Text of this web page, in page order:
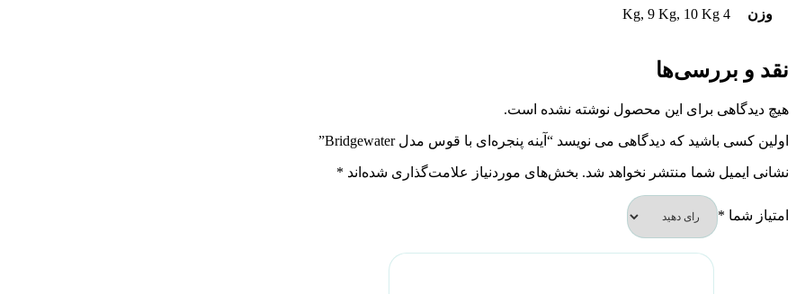
وزن 4 Kg, 9 Kg, 10 Kg
نقد و بررسی‌ها
هیچ دیدگاهی برای این محصول نوشته نشده است.
اولین کسی باشید که دیدگاهی می نویسد “آینه پنجره‌ای با قوس مدل Bridgewater”
نشانی ایمیل شما منتشر نخواهد شد. بخش‌های موردنیاز علامت‌گذاری شده‌اند *
امتیاز شما *